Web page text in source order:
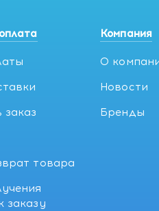
заказ
товара
заказу
Компания
О
Новости
Бренды